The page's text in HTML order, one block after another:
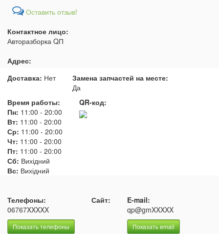
Оставить отзыв!
Контактное лицо:
Авторазборка QП
Адрес:
Доставка: Нет
Замена запчастей на месте:
Да
Время работы:
Пн: 11:00 - 20:00
Вт: 11:00 - 20:00
Ср: 11:00 - 20:00
Чт: 11:00 - 20:00
Пт: 11:00 - 20:00
Сб: Вихідний
Вс: Вихідний
QR-код:
Телефоны:
06767XXXXX
Показать телефоны
Сайт:
E-mail:
qp@gmXXXXX
Показать email